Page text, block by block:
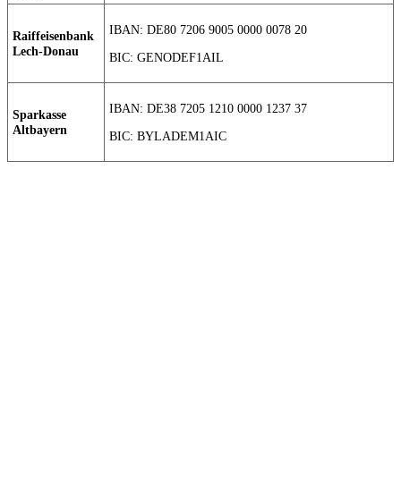
Raiffeisenbank
Lech-Donau
IBAN: DE80 7206 9005 0000 0078 20
BIC: GENODEF1AIL
Sparkasse
Altbayern
IBAN: DE38 7205 1210 0000 1237 37
BIC: BYLADEM1AIC